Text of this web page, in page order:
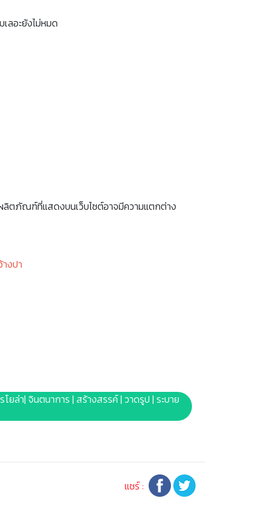
ลอะยังไม่หมด
ลิตภัณฑ์ที่แสดงบนเว็บไซต์อาจมีความแตกต่าง
งปา
ล่า| จินตนาการ | สร้างสรรค์ | วาดรูป | ระบาย
แชร์ :